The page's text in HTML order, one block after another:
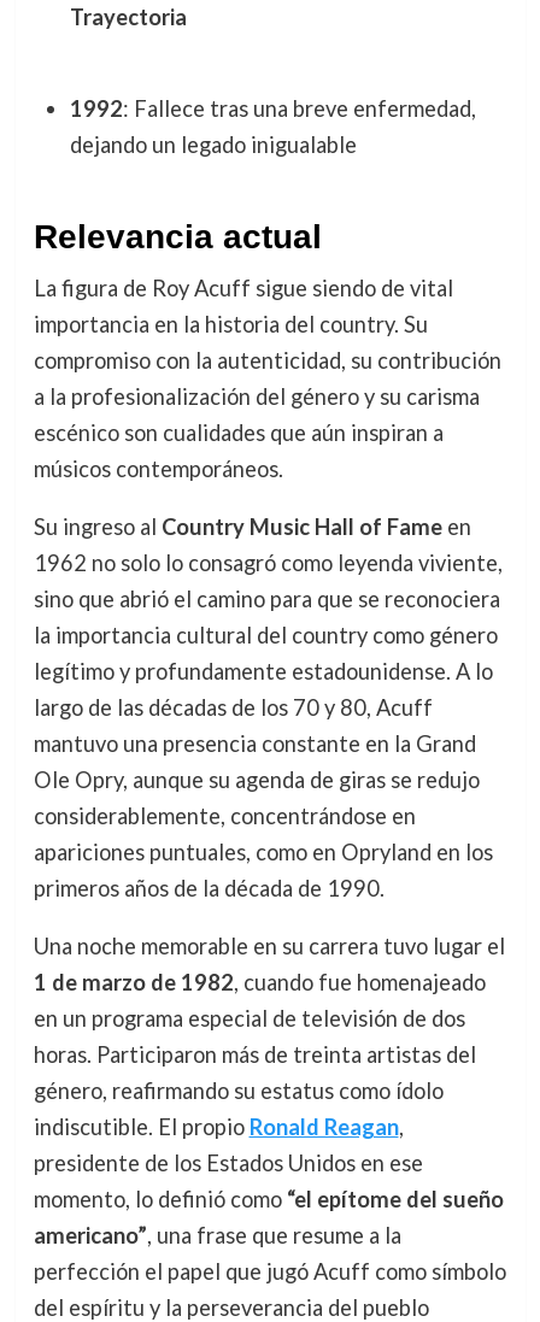
Trayectoria
1992: Fallece tras una breve enfermedad,
dejando un legado inigualable
Relevancia actual
La figura de Roy Acuff sigue siendo de vital
importancia en la historia del country. Su
compromiso con la autenticidad, su contribución
a la profesionalización del género y su carisma
escénico son cualidades que aún inspiran a
músicos contemporáneos.
Su ingreso al Country Music Hall of Fameen
1962 no solo lo consagró como leyenda viviente,
sino que abrió el camino para que se reconociera
la importancia cultural del country como género
legítimo y profundamente estadounidense. A lo
largo de las décadas de los 70 y 80, Acuff
mantuvo una presencia constante en la Grand
Ole Opry, aunque su agenda de giras se redujo
considerablemente, concentrándose en
apariciones puntuales, como en Opryland en los
primeros años de la década de 1990.
Una noche memorable en su carrera tuvo lugar el
1 de marzo de 1982, cuando fue homenajeado
en un programa especial de televisión de dos
horas. Participaron más de treinta artistas del
género, reafirmando su estatus como ídolo
indiscutible. El propio Ronald Reagan,
presidente de los Estados Unidos en ese
momento, lo definió como “el epítome del sueño
americano”, una frase que resume a la
perfección el papel que jugó Acuff como símbolo
del espíritu y la perseverancia del pueblo